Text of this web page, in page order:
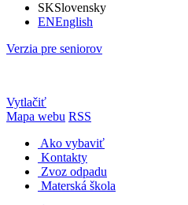
SKSlovensky
ENEnglish
Verzia pre seniorov
Vytlačiť
Mapa webu RSS
Ako vybaviť
Kontakty
Zvoz odpadu
Materská škola